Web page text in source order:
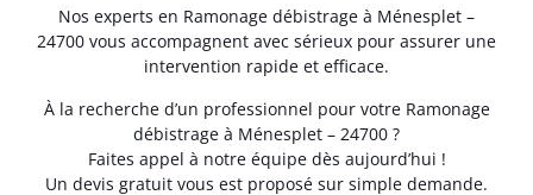
Nos experts en Ramonage débistrage à Ménesplet –
24700 vous accompagnent avec sérieux pour assurer une
intervention rapide et efficace.
À la recherche d’un professionnel pour votre Ramonage
débistrage à Ménesplet – 24700 ?
Faites appel à notre équipe dès aujourd’hui !
Un devis gratuit vous est proposé sur simple demande.